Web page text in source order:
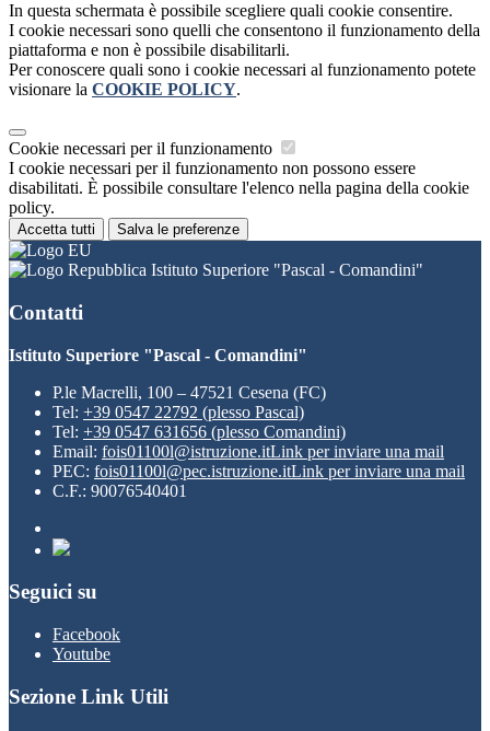
In questa schermata è possibile scegliere quali cookie consentire.
I cookie necessari sono quelli che consentono il funzionamento della
piattaforma e non è possibile disabilitarli.
Per conoscere quali sono i cookie necessari al funzionamento potete
visionare la COOKIE POLICY.
Cookie necessari per il funzionamento
I cookie necessari per il funzionamento non possono essere
disabilitati. È possibile consultare l'elenco nella pagina della cookie
policy.
Accetta tutti Salva le preferenze
Istituto Superiore "Pascal - Comandini"
Contatti
Istituto Superiore "Pascal - Comandini"
P.le Macrelli, 100 – 47521 Cesena (FC)
Tel: +39 0547 22792 (plesso Pascal)
Tel: +39 0547 631656 (plesso Comandini)
Email: fois01100l@istruzione.itLink per inviare una mail
PEC: fois01100l@pec.istruzione.itLink per inviare una mail
C.F.: 90076540401
Seguici su
Facebook
Youtube
Sezione Link Utili